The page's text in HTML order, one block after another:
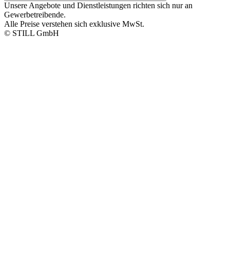
Unsere Angebote und Dienstleistungen richten sich nur an
Gewerbetreibende.
Alle Preise verstehen sich exklusive MwSt.
© STILL GmbH